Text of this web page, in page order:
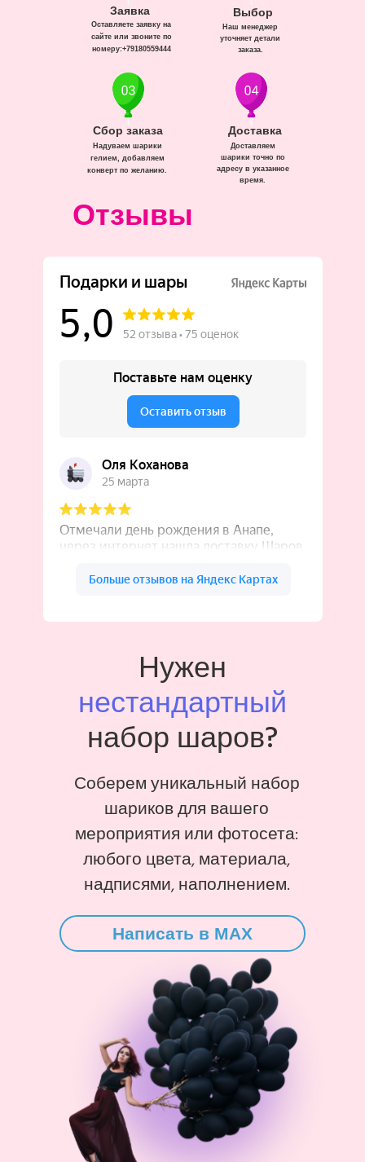
Доставка
Доставляем
шарики точно по
адресу в указанное
время.
Сбор заказа
Надуваем шарики
гелием, добавляем
конверт по желанию.
Заявка
Оставляете заявку на
сайте или звоните по
номеру:+79180559444
Выбор
Наш менеджер
уточняет детали
заказа.
Отзывы
Нужен
нестандартный
набор шаров?
Соберем уникальный набор
шариков для вашего
мероприятия или фотосета:
любого цвета, материала,
надписями, наполнением.
Написать в MAX